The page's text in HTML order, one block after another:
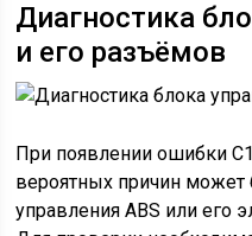
Диагностика
и его разъёмов
При появлении ошибки
вероятных причин может
управления ABS или его